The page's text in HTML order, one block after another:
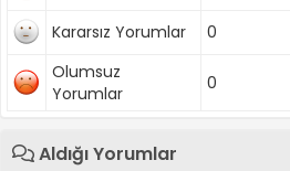
Kararsız Yorumlar
0
Olumsuz
Yorumlar
0
Aldığı Yorumlar